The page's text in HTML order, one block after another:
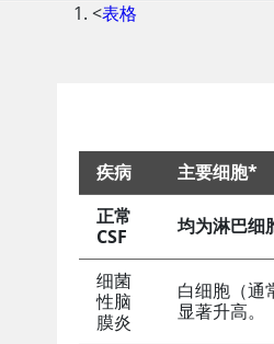
<表格
脑膜炎的脑脊液表现
疾病 主要细胞*
正常
CSF
均为淋巴细
细菌
性脑
膜炎
白细胞（通
显著升高。